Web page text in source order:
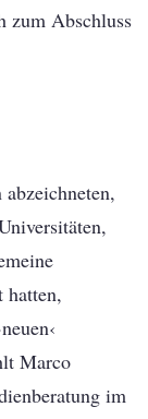
zum Abschluss
hatten,
Marco
im